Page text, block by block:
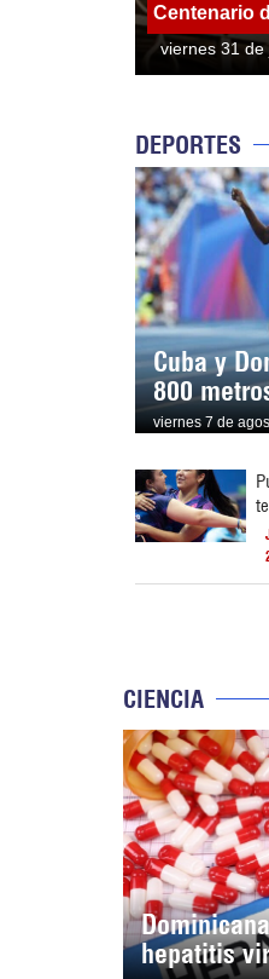
Centenario
viernes 31
DEPORTES
Cuba y
800
viernes 7 de
CIENCIA
hepatitis